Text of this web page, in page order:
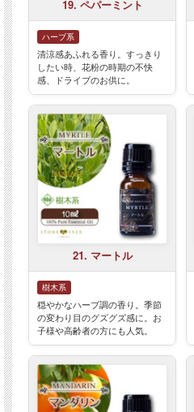
19. ペパーミント
ハーブ系
清涼感あふれる香り。すっきり
したい時、花粉の時期の不快
感、ドライブのお供に。
21. マートル
樹木系
穏やかなハーブ調の香り。季節
の変わり目のグズグズ感に。お
子様や高齢者の方にも人気。